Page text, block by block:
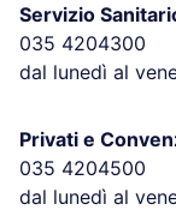
Servizio
035 4204300
dal lunedì al
Privati e
035 4204500
dal lunedì al